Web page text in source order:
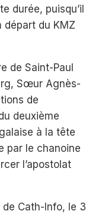
durée, puisqu’il
départ du KMZ
de Saint-Paul
Sœur Agnès-
de
deuxième
à la tête
par le chanoine
l’apostolat
de Cath-Info, le 3